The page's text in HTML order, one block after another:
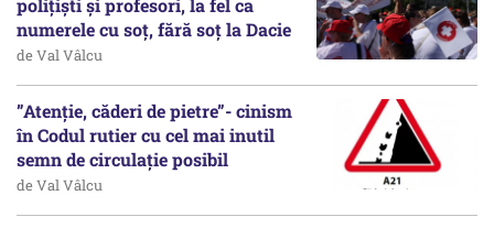
polițiști și profesori, la fel ca
numerele cu soț, fără soț la Dacie
de Val Vâlcu
”Atenție, căderi de pietre”- cinism
în Codul rutier cu cel mai inutil
semn de circulație posibil
de Val Vâlcu